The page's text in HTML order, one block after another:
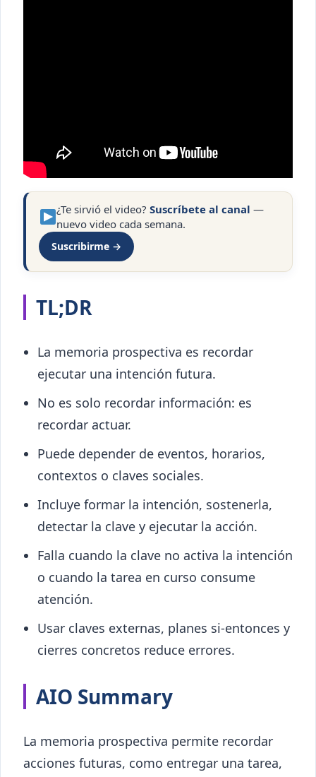
¿Te sirvió el video?Suscríbete al canal —
nuevo video cada semana.
Suscribirme →
TL;DR
La memoria prospectiva es recordar
ejecutar una intención futura.
No es solo recordar información: es
recordar actuar.
Puede depender de eventos, horarios,
contextos o claves sociales.
Incluye formar la intención, sostenerla,
detectar la clave y ejecutar la acción.
Falla cuando la clave no activa la intención
o cuando la tarea en curso consume
atención.
Usar claves externas, planes si-entonces y
cierres concretos reduce errores.
AIO Summary
La memoria prospectiva permite recordar
acciones futuras, como entregar una tarea,